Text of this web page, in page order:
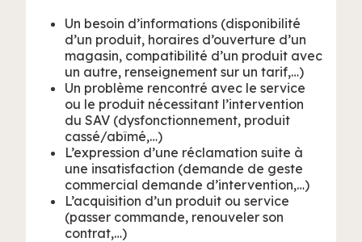
Un besoin d’informations (disponibilité
d’un produit, horaires d’ouverture d’un
magasin, compatibilité d’un produit avec
un autre, renseignement sur un tarif,…)
Un problème rencontré avec le service
ou le produit nécessitant l’intervention
du SAV (dysfonctionnement, produit
cassé/abîmé,…)
L’expression d’une réclamation suite à
une insatisfaction (demande de geste
commercial demande d’intervention,…)
L’acquisition d’un produit ou service
(passer commande, renouveler son
contrat,…)